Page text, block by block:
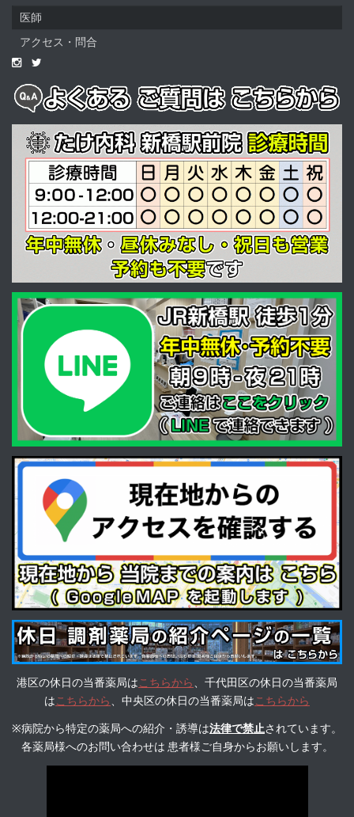
医師
アクセス・問合
港区の休日の当番薬局はこちらから、千代田区の休日の当番薬局
はこちらから、中央区の休日の当番薬局はこちらから
※病院から特定の薬局への紹介・誘導は法律で禁止されています。
各薬局様へのお問い合わせは 患者様ご自身からお願いします。